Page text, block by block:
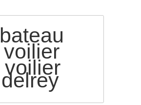
bateau
voilier
voilier
delrey